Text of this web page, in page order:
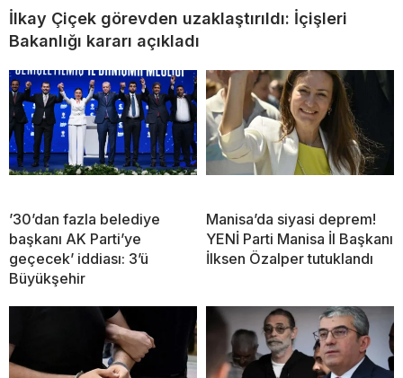
İlkay Çiçek görevden uzaklaştırıldı: İçişleri
Bakanlığı kararı açıkladı
’30’dan fazla belediye
başkanı AK Parti’ye
geçecek’ iddiası: 3’ü
Büyükşehir
Manisa’da siyasi deprem!
YENİ Parti Manisa İl Başkanı
İlksen Özalper tutuklandı